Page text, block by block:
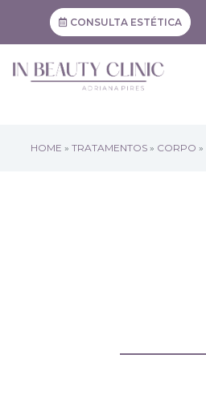
CONSULTA ESTÉTICA
HOME » TRATAMENTOS» CORPO »